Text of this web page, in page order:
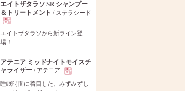
エイトザタラソ SR シャンプー
＆トリートメント / ステラシード
現
品
エイトザタラソから新ライン登
場！
アテニア ミッドナイトモイスチ
ャライザー / アテニア
現
睡眠時間に着目した、みずみずし